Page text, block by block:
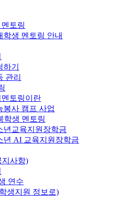
토링
학생 멘토링 안내
기
관리
토링이란
봉사 캠프 사업
학생 멘토링
년교육지원장학금
년 AI 교육지원장학금
지사항)
연수
생지원 정보로)